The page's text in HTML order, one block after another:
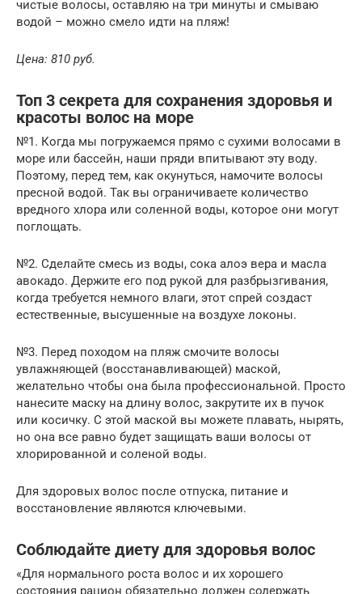
чистые волосы, оставляю на три минуты и смываю
водой – можно смело идти на пляж!
Цена: 810 руб.
Топ 3 секрета для сохранения здоровья и
красоты волос на море
№1. Когда мы погружаемся прямо с сухими волосами в
море или бассейн, наши пряди впитывают эту воду.
Поэтому, перед тем, как окунуться, намочите волосы
пресной водой. Так вы ограничиваете количество
вредного хлора или соленной воды, которое они могут
поглощать.
№2. Сделайте смесь из воды, сока алоэ вера и масла
авокадо. Держите его под рукой для разбрызгивания,
когда требуется немного влаги, этот спрей создаст
естественные, высушенные на воздухе локоны.
№3. Перед походом на пляж смочите волосы
увлажняющей (восстанавливающей) маской,
желательно чтобы она была профессиональной. Просто
нанесите маску на длину волос, закрутите их в пучок
или косичку. С этой маской вы можете плавать, нырять,
но она все равно будет защищать ваши волосы от
хлорированной и соленой воды.
Для здоровых волос после отпуска, питание и
восстановление являются ключевыми.
Соблюдайте диету для здоровья волос
«Для нормального роста волос и их хорошего
состояния рацион обязательно должен содержать